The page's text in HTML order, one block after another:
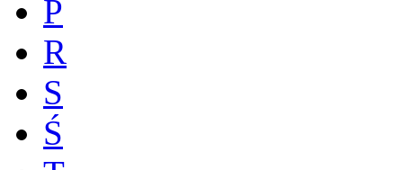
P
R
S
Ś